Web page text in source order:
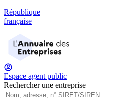
République
française
Espace agent public
Rechercher une entreprise